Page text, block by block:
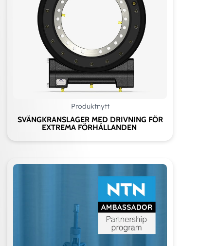
Produktnytt
SVÄNGKRANSLAGER MED DRIVNING FÖR
EXTREMA FÖRHÅLLANDEN